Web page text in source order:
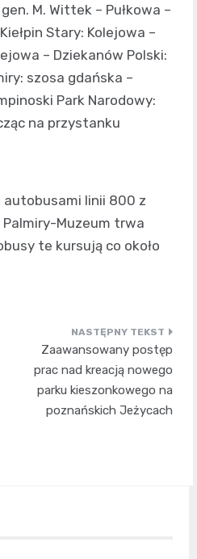
gen. M. Wittek – Pułkowa –
Stary: Kolejowa –
– Dziekanów Polski:
szosa gdańska –
Park Narodowy:
na przystanku
autobusami linii 800 z
Palmiry-Muzeum trwa
te kursują co około
Zaawansowany postęp
prac nad kreacją nowego
parku kieszonkowego na
poznańskich Jeżycach